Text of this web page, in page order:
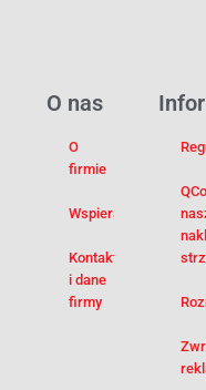
O nas
O
firmie
Wspieramy
Kontakt
i dane
firmy